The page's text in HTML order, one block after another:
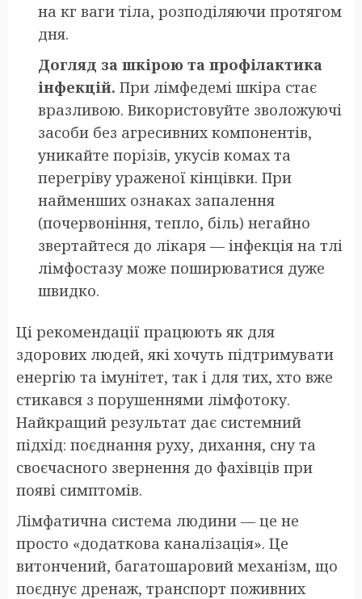
на кг ваги тіла, розподіляючи протягом
дня.
Догляд за шкірою та профілактика
інфекцій. При лімфедемі шкіра стає
вразливою. Використовуйте зволожуючі
засоби без агресивних компонентів,
уникайте порізів, укусів комах та
перегріву ураженої кінцівки. При
найменших ознаках запалення
(почервоніння, тепло, біль) негайно
звертайтеся до лікаря — інфекція на тлі
лімфостазу може поширюватися дуже
швидко.
Ці рекомендації працюють як для
здорових людей, які хочуть підтримувати
енергію та імунітет, так і для тих, хто вже
стикався з порушеннями лімфотоку.
Найкращий результат дає системний
підхід: поєднання руху, дихання, сну та
своєчасного звернення до фахівців при
появі симптомів.
Лімфатична система людини — це не
просто «додаткова каналізація». Це
витончений, багатошаровий механізм, що
поєднує дренаж, транспорт поживних